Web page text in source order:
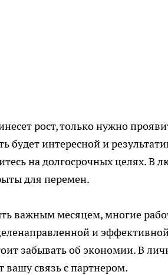
рост, только нужно
будет интересной и
на долгосрочных целях. В
для перемен.
важным месяцем, многие
и
забывать об экономии. В
вашу связь с партнером.